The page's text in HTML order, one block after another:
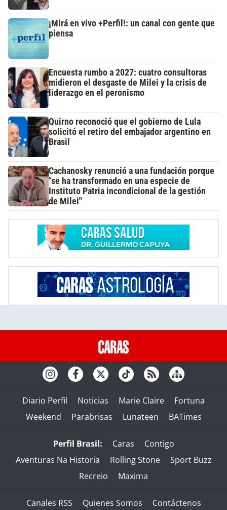
¡Mirá en vivo +Perfil!: un canal con gente que
piensa
Encuesta rumbo a 2027: cuatro consultoras
midieron el desgaste de Milei y la crisis de
liderazgo en el peronismo
Quirno reconoció que el gobierno de Lula
solicitó el retiro del embajador argentino en
Brasil
Cachanosky renunció a una fundación porque
"se ha transformado en una especie de
Instituto Patria incondicional de la gestión
de Milei"
Diario Perfil Noticias Marie Claire
Fortuna
Weekend
Parabrisas Lunateen BATimes
Perfil Brasil: Caras
Contigo
Aventuras Na Historia
Rolling Stone
Sport Buzz
Recreio
Maxima
Canales RSS Quienes Somos Contáctenos